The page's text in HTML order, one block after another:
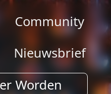
Community
Nieuwsbrief
Worden